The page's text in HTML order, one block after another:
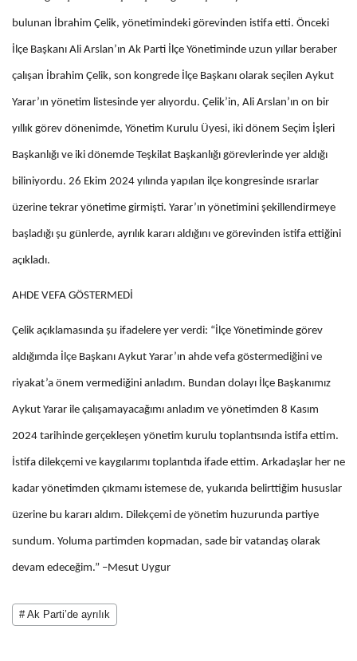
bulunan İbrahim Çelik, yönetimindeki görevinden istifa etti. Önceki
İlçe Başkanı Ali Arslan’ın Ak Parti İlçe Yönetiminde uzun yıllar beraber
çalışan İbrahim Çelik, son kongrede İlçe Başkanı olarak seçilen Aykut
Yarar’ın yönetim listesinde yer alıyordu. Çelik’in, Ali Arslan’ın on bir
yıllık görev dönenimde, Yönetim Kurulu Üyesi, iki dönem Seçim İşleri
Başkanlığı ve iki dönemde Teşkilat Başkanlığı görevlerinde yer aldığı
biliniyordu. 26 Ekim 2024 yılında yapılan ilçe kongresinde ısrarlar
üzerine tekrar yönetime girmişti. Yarar’ın yönetimini şekillendirmeye
başladığı şu günlerde, ayrılık kararı aldığını ve görevinden istifa ettiğini
açıkladı.
AHDE VEFA GÖSTERMEDİ
Çelik açıklamasında şu ifadelere yer verdi: “İlçe Yönetiminde görev
aldığımda İlçe Başkanı Aykut Yarar’ın ahde vefa göstermediğini ve
riyakat’a önem vermediğini anladım. Bundan dolayı İlçe Başkanımız
Aykut Yarar ile çalışamayacağımı anladım ve yönetimden 8 Kasım
2024 tarihinde gerçekleşen yönetim kurulu toplantısında istifa ettim.
İstifa dilekçemi ve kaygılarımı toplantıda ifade ettim. Arkadaşlar her ne
kadar yönetimden çıkmamı istemese de, yukarıda belirttiğim hususlar
üzerine bu kararı aldım. Dilekçemi de yönetim huzurunda partiye
sundum. Yoluma partimden kopmadan, sade bir vatandaş olarak
devam edeceğim.” –Mesut Uygur
# Ak Parti’de ayrılık